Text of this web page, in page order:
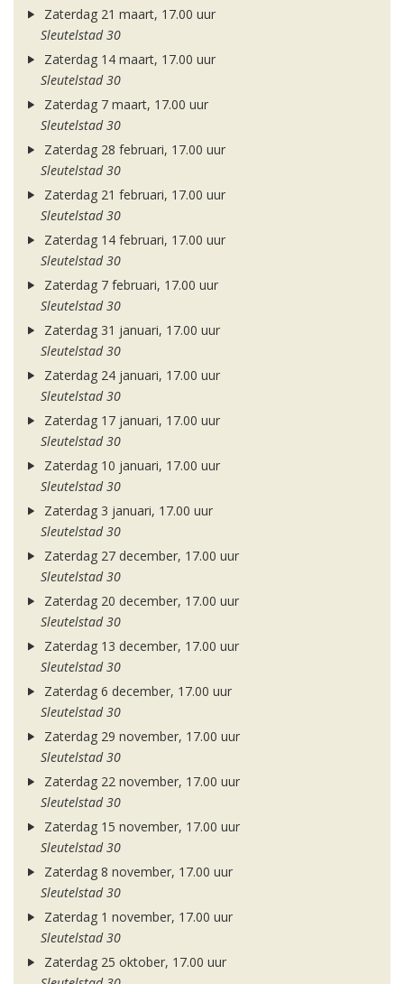
Zaterdag 21 maart, 17.00 uur
Sleutelstad 30
Zaterdag 14 maart, 17.00 uur
Sleutelstad 30
Zaterdag 7 maart, 17.00 uur
Sleutelstad 30
Zaterdag 28 februari, 17.00 uur
Sleutelstad 30
Zaterdag 21 februari, 17.00 uur
Sleutelstad 30
Zaterdag 14 februari, 17.00 uur
Sleutelstad 30
Zaterdag 7 februari, 17.00 uur
Sleutelstad 30
Zaterdag 31 januari, 17.00 uur
Sleutelstad 30
Zaterdag 24 januari, 17.00 uur
Sleutelstad 30
Zaterdag 17 januari, 17.00 uur
Sleutelstad 30
Zaterdag 10 januari, 17.00 uur
Sleutelstad 30
Zaterdag 3 januari, 17.00 uur
Sleutelstad 30
Zaterdag 27 december, 17.00 uur
Sleutelstad 30
Zaterdag 20 december, 17.00 uur
Sleutelstad 30
Zaterdag 13 december, 17.00 uur
Sleutelstad 30
Zaterdag 6 december, 17.00 uur
Sleutelstad 30
Zaterdag 29 november, 17.00 uur
Sleutelstad 30
Zaterdag 22 november, 17.00 uur
Sleutelstad 30
Zaterdag 15 november, 17.00 uur
Sleutelstad 30
Zaterdag 8 november, 17.00 uur
Sleutelstad 30
Zaterdag 1 november, 17.00 uur
Sleutelstad 30
Zaterdag 25 oktober, 17.00 uur